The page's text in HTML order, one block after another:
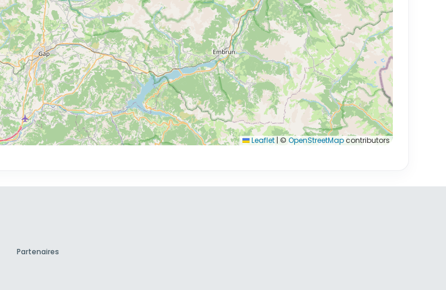
Leaflet | © OpenStreetMapcontributors
Partenaires